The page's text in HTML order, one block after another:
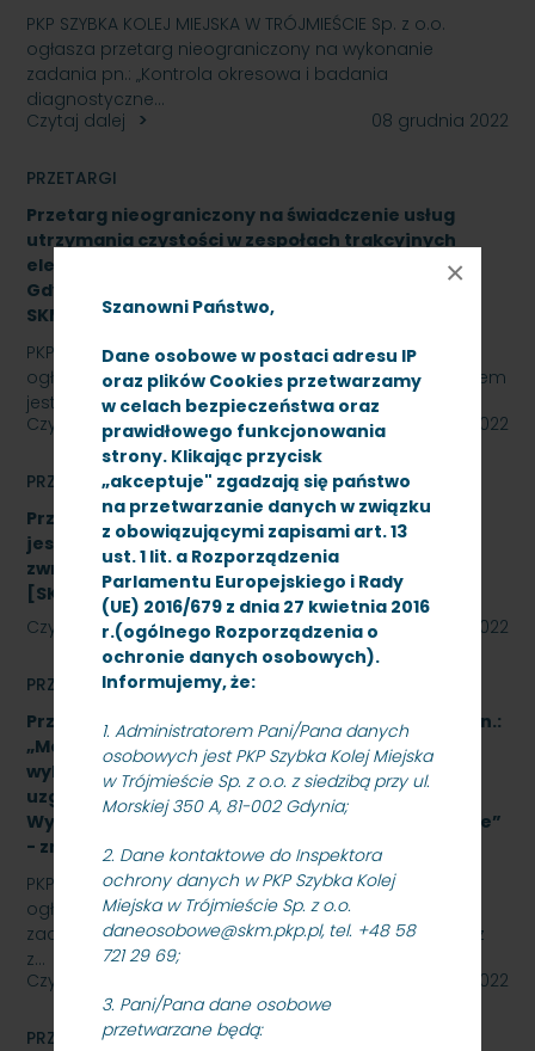
Szanowni Państwo,
Dane osobowe w postaci adresu IP
oraz plików Cookies przetwarzamy
w celach bezpieczeństwa oraz
prawidłowego funkcjonowania
strony. Klikając przycisk
„akceptuje" zgadzają się państwo
na przetwarzanie danych w związku
z obowiązującymi zapisami art. 13
ust. 1 lit. a Rozporządzenia
Parlamentu Europejskiego i Rady
(UE) 2016/679 z dnia 27 kwietnia 2016
r.(ogólnego Rozporządzenia o
ochronie danych osobowych).
Informujemy, że:
1. Administratorem Pani/Pana danych
osobowych jest PKP Szybka Kolej Miejska
w Trójmieście Sp. z o.o. z siedzibą przy ul.
Morskiej 350 A, 81-002 Gdynia;
2. Dane kontaktowe do Inspektora
ochrony danych w PKP Szybka Kolej
Miejska w Trójmieście Sp. z o.o.
daneosobowe@skm.pkp.pl, tel. +48 58
721 29 69;
3. Pani/Pana dane osobowe
przetwarzane będą:
×
PKP SZYBKA KOLEJ MIEJSKA W TRÓJMIEŚCIE Sp. z o.o.
ogłasza przetarg nieograniczony na wykonanie
zadania pn.: „Kontrola okresowa i badania
diagnostyczne…
Czytaj dalej
08 grudnia 2022
PRZETARGI
Przetarg nieograniczony na świadczenie usług
utrzymania czystości w zespołach trakcyjnych
elektrycznych na stacjach: Lębork, Wejherowo,
Gdynia Cisowa, Gdańsk Śródmieście,
SKMMU.086.55a.22
PKP SZYBKA KOLEJ MIEJSKA W TRÓJMIEŚCIE Sp. z o.o.
ogłasza przetarg nieograniczony, którego przedmiotem
jest świadczenie usług utrzymania czystości w…
Czytaj dalej
28 listopada 2022
PRZETARGI
Przetarg nieograniczony, którego przedmiotem
jest naprawa główna elektrycznych napędów
zwrotnicowych typu SIEMENS S700K.
[SKMMU.086.64.22]
Czytaj dalej
23 listopada 2022
PRZETARGI
Przetarg nieograniczony na wykonanie zadania pn.:
„Modernizacja dźwigów osobowych wraz z
wykonaniem dokumentacji technicznej oraz
uzgodnieniami TDT na peronach PKP SKM Sopot
Wyścigi i Gdańsk Oliwa polegająca na ich wymianie”
- znak: SKMMU.086.65.22.
PKP SZYBKA KOLEJ MIEJSKA W TRÓJMIEŚCIE Sp. z o.o.
ogłasza przetarg nieograniczony na wykonanie
zadania pn.: „Modernizacja dźwigów osobowych wraz
z…
Czytaj dalej
21 listopada 2022
PRZETARGI